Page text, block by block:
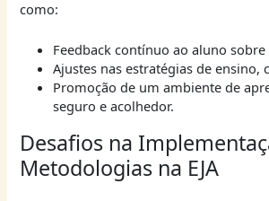
como:
Feedback contínuo ao aluno
Ajustes nas estratégias de ensino,
Promoção de um ambiente de
seguro e acolhedor.
Desafios na
Metodologias na EJA